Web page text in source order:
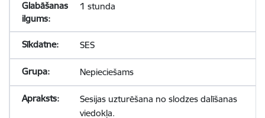
1 stunda
SES
Nepieciešams
Sesijas uzturēšana no slodzes dalīšanas
viedokļa.